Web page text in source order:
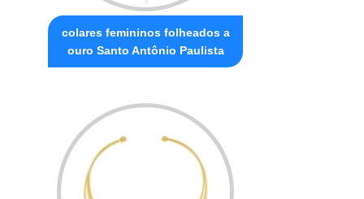
colares femininos folheados a
ouro Santo Antônio Paulista